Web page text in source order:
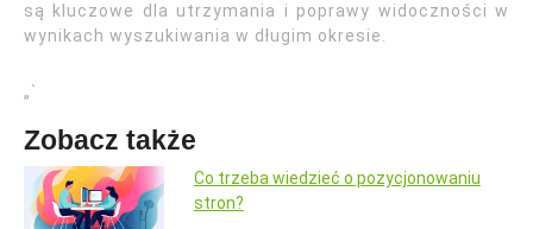
są kluczowe dla utrzymania i poprawy widoczności w
wynikach wyszukiwania w długim okresie.
„`
Zobacz także
Co trzeba wiedzieć o pozycjonowaniu
stron?